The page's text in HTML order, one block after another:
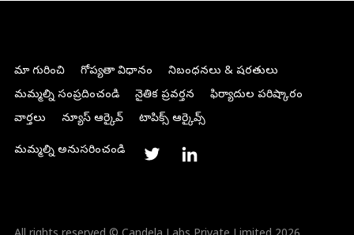
మా గురించి గోప్యతా విధానం
నిబంధనలు & షరతులు
మమ్మల్ని సంప్రదించండి
నైతిక ప్రవర్తన
ఫిర్యాదుల పరిష్కారం
వార్తలు
న్యూస్ ఆర్కైవ్ టాపిక్స్ ఆర్కైవ్స్
మమ్మల్ని అనుసరించండి